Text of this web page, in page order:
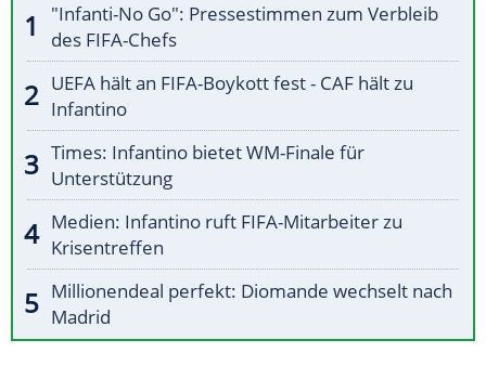
"Infanti-No Go": Pressestimmen zum Verbleib
des FIFA-Chefs
UEFA hält an FIFA-Boykott fest - CAF hält zu
Infantino
Times: Infantino bietet WM-Finale für
Unterstützung
Medien: Infantino ruft FIFA-Mitarbeiter zu
Krisentreffen
Millionendeal perfekt: Diomande wechselt nach
Madrid